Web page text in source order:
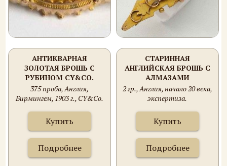
АНТИКВАРНАЯ
ЗОЛОТАЯ БРОШЬ С
РУБИНОМ CY&CO.
375 проба, Англия,
Бирмингем, 1903 г., CY&Co.
Купить
Подробнее
СТАРИННАЯ
АНГЛИЙСКАЯ БРОШЬ С
АЛМАЗАМИ
2 гр., Англия, начало 20 века,
экспертиза.
Купить
Подробнее